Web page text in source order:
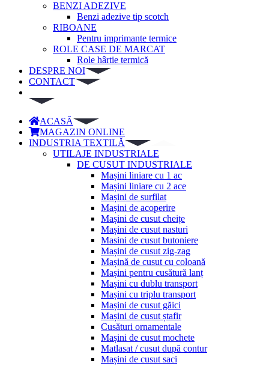
BENZI ADEZIVE
Benzi adezive tip scotch
RIBOANE
Pentru imprimante termice
ROLE CASE DE MARCAT
Role hârtie termică
DESPRE NOI
CONTACT
ACASĂ
MAGAZIN ONLINE
INDUSTRIA TEXTILĂ
UTILAJE INDUSTRIALE
DE CUSUT INDUSTRIALE
Mașini liniare cu 1 ac
Mașini liniare cu 2 ace
Mașini de surfilat
Mașini de acoperire
Mașini de cusut cheițe
Mașini de cusut nasturi
Masini de cusut butoniere
Mașini de cusut zig-zag
Mașină de cusut cu coloană
Mașini pentru cusătură lanț
Mașini cu dublu transport
Mașini cu triplu transport
Mașini de cusut găici
Mașini de cusut ștafir
Cusături ornamentale
Mașini de cusut mochete
Matlasat / cusut după contur
Mașini de cusut saci